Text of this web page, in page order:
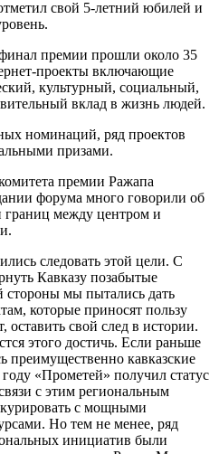
свой 5-летний юбилей и
премии прошли около 35
проекты включающие
культурный, социальный,
вклад в жизнь людей.
номинаций, ряд проектов
призами.
премии Ражапа
форума много говорили об
границ между центром и
следовать этой цели. С
Кавказу позабытые
стороны мы пытались дать
которые приносят пользу
оставить свой след в истории.
этого достичь. Если раньше
преимущественно кавказские
«Прометей» получил статус
с этим региональным
с мощными
Но тем не менее, ряд
инициатив были